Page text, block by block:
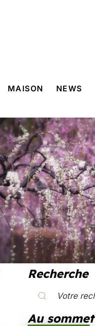
MAISON NEWS
Recherche
Au sommet